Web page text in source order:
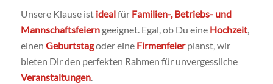
Unsere Klause ist idealfür Familien-, Betriebs- und
Mannschaftsfeierngeeignet. Egal, ob Du eine Hochzeit,
einen Geburtstagoder eine Firmenfeierplanst, wir
bieten Dir den perfekten Rahmen für unvergessliche
Veranstaltungen.